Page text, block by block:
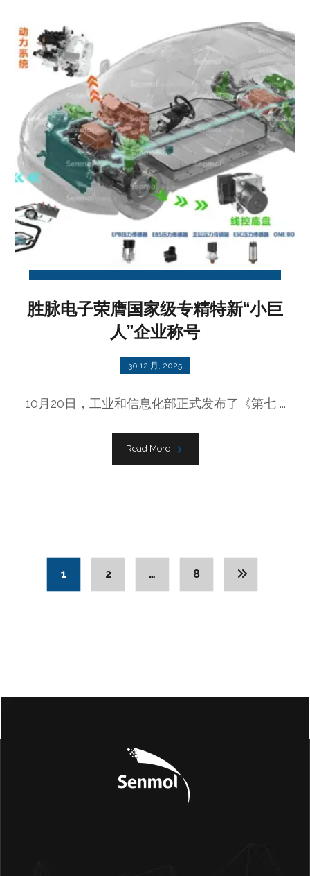
胜脉电子荣膺国家级专精特新“小巨
人”企业称号
30 12 月, 2025
10月20日，工业和信息化部正式发布了《第七 ...
Read More
1 2 … 8